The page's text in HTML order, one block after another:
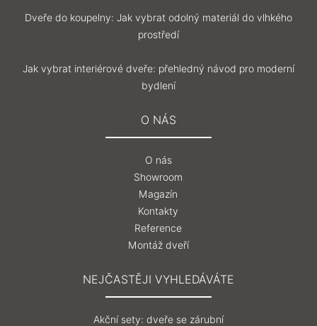
Dveře do koupelny: Jak vybrat odolný materiál do vlhkého
prostředí
Jak vybrat interiérové dveře: přehledný návod pro moderní
bydlení
O NÁS
O nás
Showroom
Magazín
Kontakty
Reference
Montáž dveří
NEJČASTĚJI VYHLEDÁVÁTE
Akční sety: dveře se zárubní